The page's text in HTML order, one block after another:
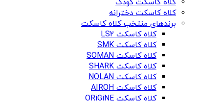
کلاه کاسکت کودک
کلاه کاسکت دخترانه
برندهای منتخب کلاه کاسکت
کلاه کاسکت LS2
کلاه کاسکت SMK
کلاه کاسکت SOMAN
کلاه کاسکت SHARK
کلاه کاسکت NOLAN
کلاه کاسکت AIROH
کلاه کاسکت ORiGiNE